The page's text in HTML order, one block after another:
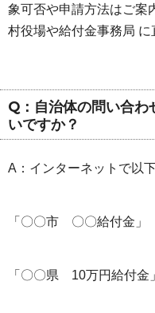
象可否や申請方法はご案
村役場や給付金事務局 に
Q：自治体の問い合わ
いですか？
A：インターネットで以
「〇〇市 〇〇給付金」
「〇〇県 10万円給付金」